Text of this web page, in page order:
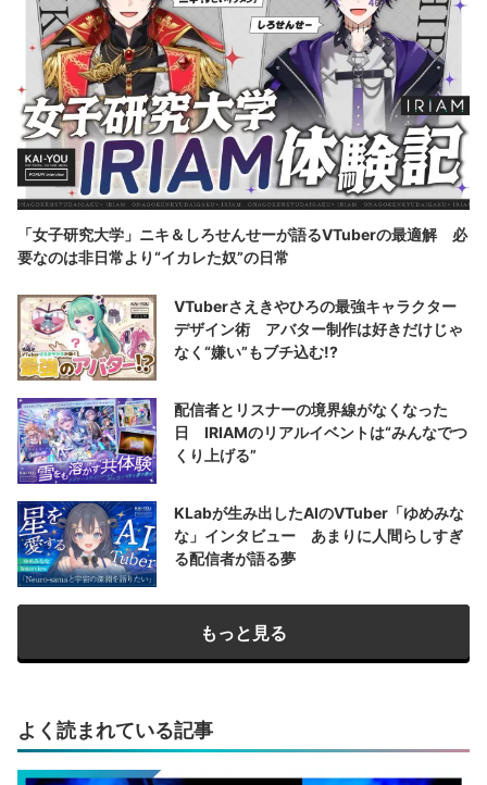
「女子研究大学」ニキ＆しろせんせーが語るVTuberの最適解 必
要なのは非日常より“イカレた奴”の日常
VTuberさえきやひろの最強キャラクター
デザイン術 アバター制作は好きだけじゃ
なく“嫌い”もブチ込む!?
配信者とリスナーの境界線がなくなった
日 IRIAMのリアルイベントは“みんなでつ
くり上げる”
KLabが生み出したAIのVTuber「ゆめみな
な」インタビュー あまりに人間らしすぎ
る配信者が語る夢
もっと見る
よく読まれている記事